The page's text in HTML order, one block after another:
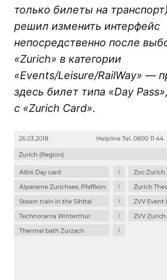
только билеты на
решил изменить интерфейс
непосредственно после
«Zurich» в категории
«Events/Leisure/RailWay» —
здесь билет типа «Day
с «Zurich Card».